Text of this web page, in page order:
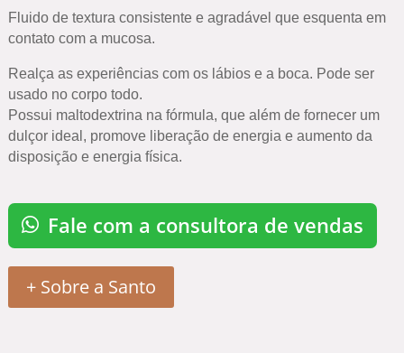
Fluido de textura consistente e agradável que esquenta em
contato com a mucosa.
Realça as experiências com os lábios e a boca. Pode ser
usado no corpo todo.
Possui maltodextrina na fórmula, que além de fornecer um
dulçor ideal, promove liberação de energia e aumento da
disposição e energia física.
Fale com a consultora de vendas
+ Sobre a Santo